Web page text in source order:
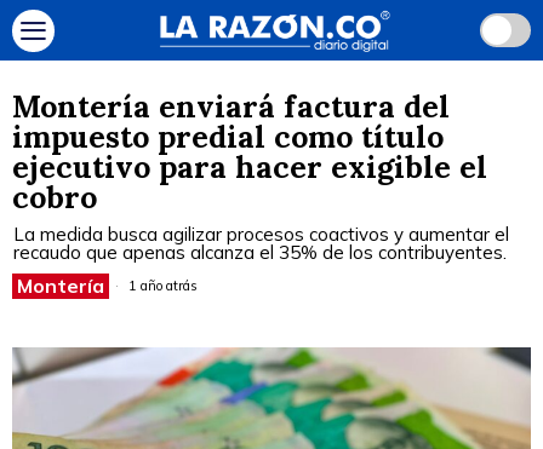
Montería enviará factura del
impuesto predial como título
ejecutivo para hacer exigible el
cobro
La medida busca agilizar procesos coactivos y aumentar el
recaudo que apenas alcanza el 35% de los contribuyentes.
Montería 1 año atrás